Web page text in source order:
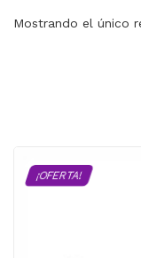
Mostrando el único
¡OFERTA!